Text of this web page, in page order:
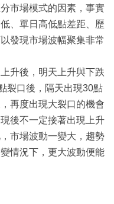
市場模式的因素，事實
、單日高低點差距、歷
發現市場波幅聚集非常
升後，明天上升與下跌
裂口後，隔天出現30點
再度出現大裂口的機會
後不一定接著出現上升
市場波動一變大，趨勢
情況下，更大波動便能